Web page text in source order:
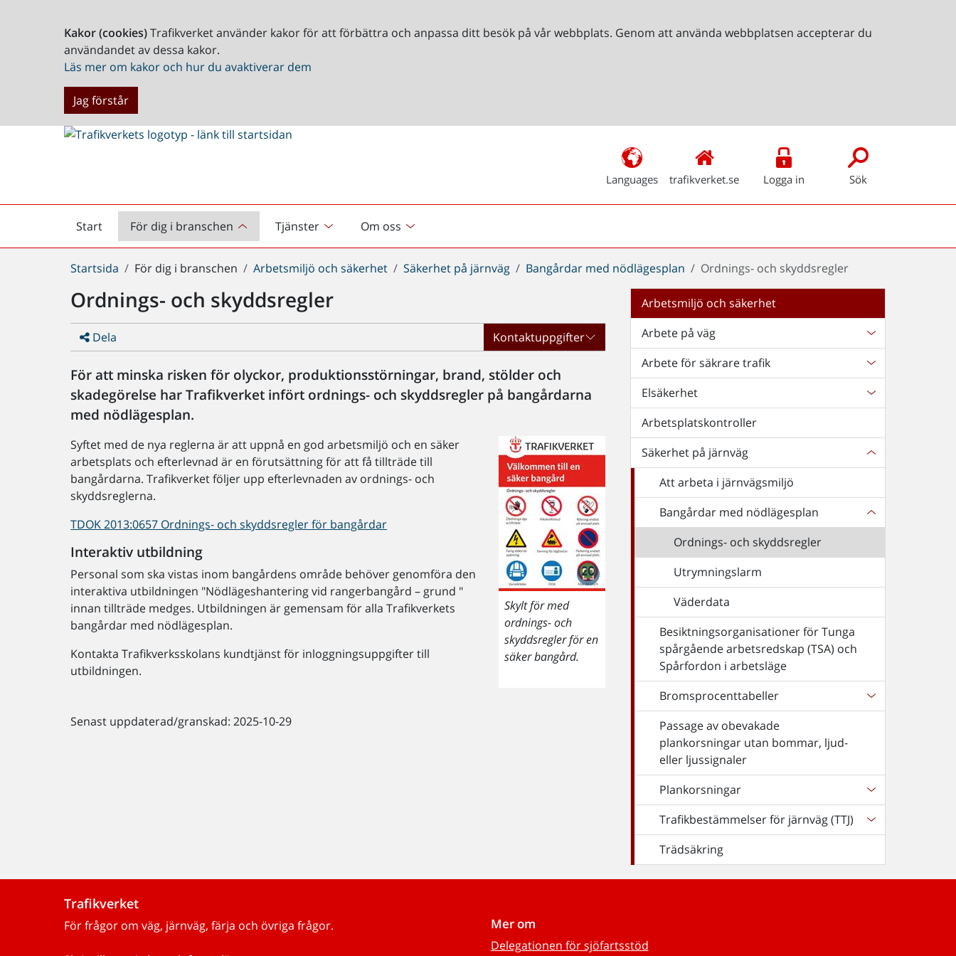
Kakor (cookies)Trafikverket använder kakor för att förbättra och anpassa ditt besök på vår webbplats. Genom att använda webbplatsen accepterar du
användandet av dessa kakor.
Läs mer om kakor och hur du avaktiverar dem
Jag förstår
Languages trafikverket.se Logga in Sök
Start
Startsida För dig i branschen Tjänster Om oss
Du
här:
Startsida För dig i branschen Arbetsmiljö och säkerhet Säkerhet på järnväg Bangårdar med nödlägesplan Ordnings- och skyddsregler
Ordnings- och skyddsregler
Dela Kontaktuppgifter
För att minska risken för olyckor, produktionsstörningar, brand, stölder och
skadegörelse har Trafikverket infört ordnings- och skyddsregler på bangårdarna
med nödlägesplan.
Skylt för med
ordnings- och
skyddsregler för en
säker bangård.
Syftet med de nya reglerna är att uppnå en god arbetsmiljö och en säker
arbetsplats och efterlevnad är en förutsättning för att få tillträde till
bangårdarna. Trafikverket följer upp efterlevnaden av ordnings- och
skyddsreglerna.
TDOK 2013:0657 Ordnings- och skyddsregler för bangårdar
Interaktiv utbildning
Personal som ska vistas inom bangårdens område behöver genomföra den
interaktiva utbildningen "Nödlägeshantering vid rangerbangård – grund "
innan tillträde medges. Utbildningen är gemensam för alla Trafikverkets
bangårdar med nödlägesplan.
Kontakta Trafikverksskolans kundtjänst för inloggningsuppgifter till
utbildningen.
Senast uppdaterad/granskad: 2025-10-29
Arbetsmiljö och säkerhet
Arbete på väg
Arbete för säkrare trafik
Elsäkerhet
Arbetsplatskontroller
Säkerhet på järnväg
Att arbeta i järnvägsmiljö
Bangårdar med nödlägesplan
Ordnings- och skyddsregler
Utrymningslarm
Väderdata
Besiktningsorganisationer för Tunga
spårgående arbetsredskap (TSA) och
Spårfordon i arbetsläge
Bromsprocenttabeller
Passage av obevakade
plankorsningar utan bommar, ljud-
eller ljussignaler
Plankorsningar
Trafikbestämmelser för järnväg (TTJ)
Trädsäkring
Trafikverket
För frågor om väg, järnväg, färja och övriga frågor. Mer om
Delegationen för sjöfartsstöd